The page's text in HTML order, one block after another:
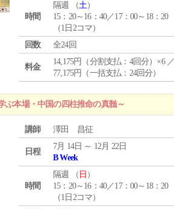
時間
隔週 （土）
15：20～16：40／17：00～18：20
（1日2コマ）
回数
全24回
料金
14,175円（分割支払：4回分）×6
77,175円（一括支払：24回分）
本場・中国の四柱推命の真髄～
講師 澤田 昌征
日程
7月 14日 ～ 12月 22日
B Week
時間
隔週 （ 日 ）
15：20～16：40／17：00～18：20
（1日2コマ）